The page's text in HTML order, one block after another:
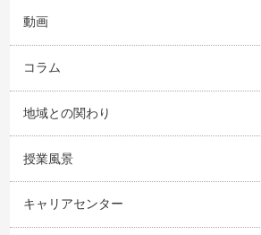
動画
コラム
地域との関わり
授業風景
キャリアセンター